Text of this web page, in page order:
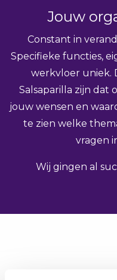
Jouw
Constant in
Specifieke functies,
werkvloer uniek.
Salsaparilla zijn dat
jouw wensen en
te zien welke
vragen
Wij gingen al